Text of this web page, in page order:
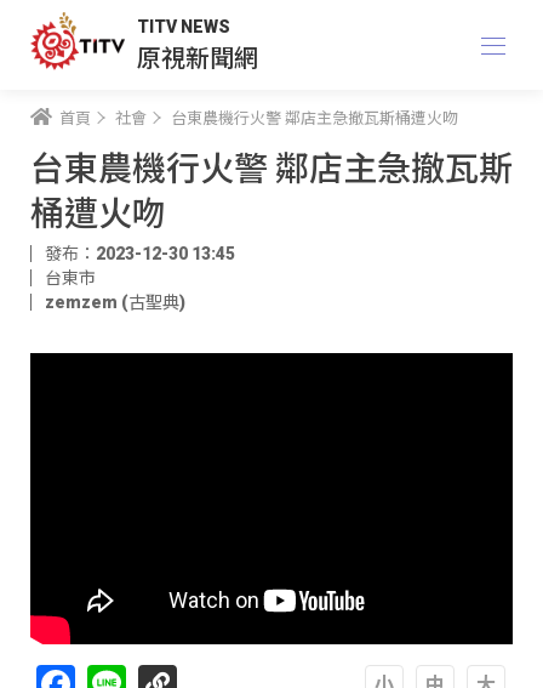
TITV NEWS
原視新聞網
首頁 社會 台東農機行火警 鄰店主急撤瓦斯桶遭火吻
台東農機行火警 鄰店主急撤瓦斯
桶遭火吻
發布：2023-12-30 13:45
台東市
zemzem (古聖典)
Facebook
Line